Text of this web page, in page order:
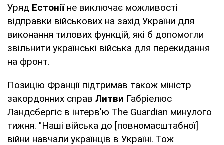
Уряд Естоніїне виключає можливості
відправки військових на захід України для
виконання тилових функцій, які б допомогли
звільнити українські війська для перекидання
на фронт.
Позицію Франції підтримав також міністр
закордонних справ Литви Габріелюс
Ландсбергіс в інтерв'ю The Guardian минулого
тижня. "Наші війська до [повномасштабної]
війни навчали українців в Україні. Тож